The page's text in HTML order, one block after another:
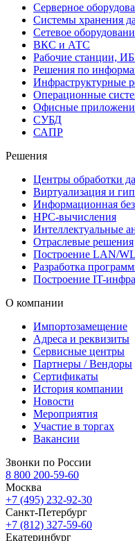
Серверное
Системы хранения
Сетевое
ВКС и АТС
Рабочие станции,
Решения по
Инфраструктурные
Операционные
Офисные
СУБД
САПР
Решения
Центры обработки
Виртуализация и
Информационная
HPC-вычисления
Интеллектуальные
Отраслевые решения
Построение LAN/
Разработка
Построение IT-
О компании
Импортозамещение
Адреса и реквизиты
Сервисные центры
Партнеры / Вендоры
Сертификаты
История компании
Новости
Мероприятия
Участие в торгах
Вакансии
Звонки по России
8 800 200-59-60
Москва
+7 (495) 232-92-30
Санкт-Петербург
+7 (812) 327-59-60
Екатеринбург